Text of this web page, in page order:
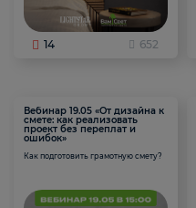
14 652
Вебинар 19.05 «От дизайна к
смете: как реализовать
проект без переплат и
ошибок»
Как подготовить грамотную смету?